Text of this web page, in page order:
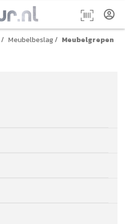
/ Meubelbeslag/ Meubelgrepen